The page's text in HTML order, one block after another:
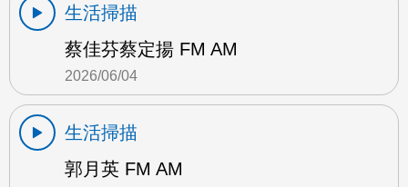
生活掃描
蔡佳芬蔡定揚 FM AM
2026/06/04
生活掃描
郭月英 FM AM